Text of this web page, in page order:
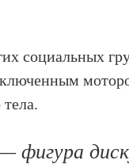
социальных
фигура